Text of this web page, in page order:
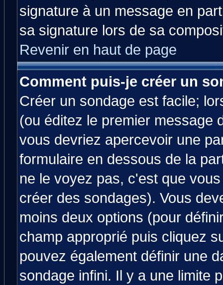
signature à un message en
sa signature lors de sa
Revenir en haut de page
Comment puis-je créer un
Créer un sondage est facile;
(ou éditez le premier message
vous devriez apercevoir une
formulaire en dessous de la
ne le voyez pas, c'est que
créer des sondages). Vous
moins deux options (pour
champ approprié puis cliquez
pouvez également définir une
sondage infini. Il y a une limite